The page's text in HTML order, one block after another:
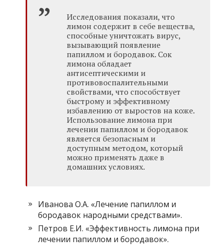
Исследования показали, что
лимон содержит в себе вещества,
способные уничтожать вирус,
вызывающий появление
папиллом и бородавок. Сок
лимона обладает
антисептическими и
противовоспалительными
свойствами, что способствует
быстрому и эффективному
избавлению от выростов на коже.
Использование лимона при
лечении папиллом и бородавок
является безопасным и
доступным методом, который
можно применять даже в
домашних условиях.
Иванова О.А. «Лечение папиллом и
бородавок народными средствами».
Петров Е.И. «Эффективность лимона при
лечении папиллом и бородавок».